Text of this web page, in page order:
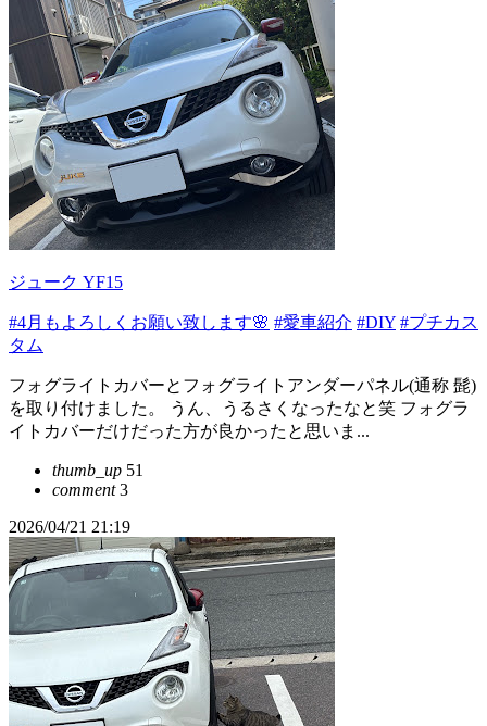
ジューク YF15
#4月もよろしくお願い致します🌸 #愛車紹介 #DIY #プチカス
タム
フォグライトカバーとフォグライトアンダーパネル(通称 髭)
を取り付けました。 うん、うるさくなったなと笑 フォグラ
イトカバーだけだった方が良かったと思いま...
thumb_up 51
comment3
2026/04/21 21:19